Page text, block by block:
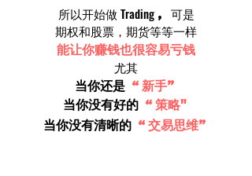
所以开始做 Trading , 可是
期权和股票，期货等等一样
能让你赚钱也很容易亏钱
尤其
当你还是 “新手”
当你没有好的 “策略"
当你没有清晰的 “交易思维”